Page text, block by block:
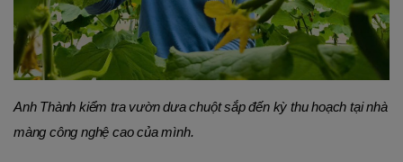
Anh Thành kiểm tra vườn dưa chuột sắp đến kỳ thu hoạch tại nhà
màng công nghệ cao của mình.